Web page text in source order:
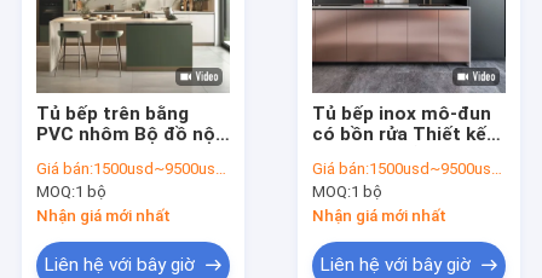
Tủ bếp trên bằng
PVC nhôm Bộ đồ nội
bếp Tủ bếp đá thạch
anh
Giá bán:1500usd~9500usd/customized according to material&dimension
MOQ:1 bộ
Nhận giá mới nhất
Liên hệ với bây giờ
Tủ bếp inox mô-đun
có bồn rửa Thiết kế
bếp hoàn chỉnh Đảo
bếp bằng nhôm Sản
xuất tại Trung Quốc
Giá bán:1500usd~9500usd/customized according to material&dimension
MOQ:1 bộ
Nhận giá mới nhất
Liên hệ với bây giờ